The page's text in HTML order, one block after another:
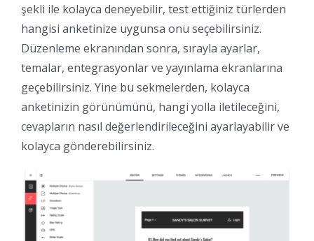
şekli ile kolayca deneyebilir, test ettiğiniz türlerden
hangisi anketinize uygunsa onu seçebilirsiniz.
Düzenleme ekranından sonra, sırayla ayarlar,
temalar, entegrasyonlar ve yayınlama ekranlarına
geçebilirsiniz. Yine bu sekmelerden, kolayca
anketinizin görünümünü, hangi yolla iletileceğini,
cevapların nasıl değerlendirileceğini ayarlayabilir ve
kolayca gönderebilirsiniz.